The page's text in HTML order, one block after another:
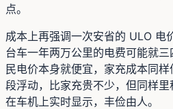
点。
成本上再强调一次安省的 ULO 电
台车一年两万公里的电费可能就
民电价本身就便宜，家充成本同
段浮动，比家充贵不少，但同样
在车机上实时显示，丰俭由人。